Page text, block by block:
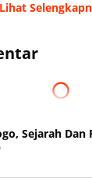
Lihat
Sejarah